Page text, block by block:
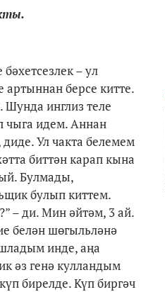
– ул
артыннан берсе китте.
инглиз теле
чыга идем. Аннан
Ул чакта белемем
биттән карап кына
Булмады,
булып киттем.
– ди. Мин әйтәм, 3 ай.
белән шөгыльләнә
инде, аңа
әз генә кулландым
бирелде. Күп биргәч